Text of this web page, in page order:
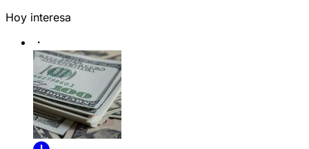
Hoy interesa